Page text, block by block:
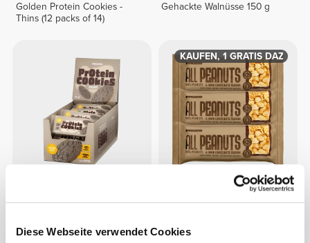
Diese Webseite verwendet Cookies
Golden Protein Cookies -
Thins (12 packs of 14)
Gehackte Walnüsse 150 g
3 KAUFEN, 1 GRATIS DAZU